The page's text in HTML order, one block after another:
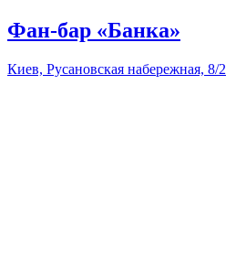
Фан-бар «Банка»
Киев, Русановская набережная, 8/2